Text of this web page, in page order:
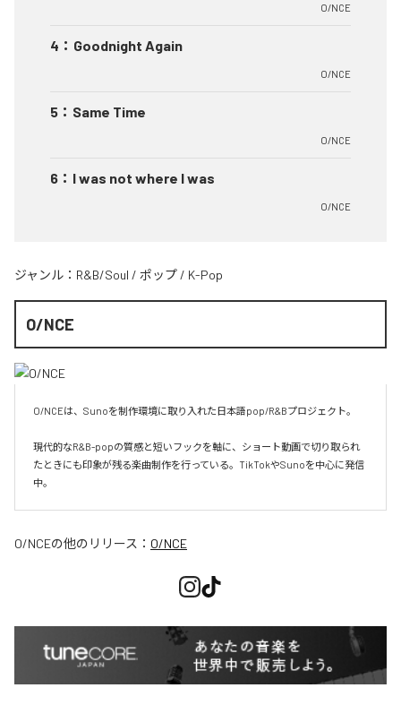
O/NCE
4 ： Goodnight Again
O/NCE
5 ： Same Time
O/NCE
6 ： I was not where I was
O/NCE
ジャンル： R&B/Soul / ポップ / K-Pop
O/NCE
O/NCEは、Sunoを制作環境に取り入れた日本語pop/R&Bプロジェクト。
現代的なR&B-popの質感と短いフックを軸に、ショート動画で切り取られ
たときにも印象が残る楽曲制作を行っている。TikTokやSunoを中心に発信
O/NCEの他のリリース： O/NCE